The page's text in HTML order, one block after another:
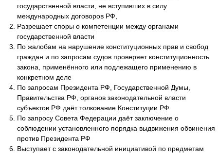
государственной власти, не вступивших в силу
международных договоров РФ,
Разрешает споры о компетенции между органами
государственной власти
По жалобам на нарушение конституционных прав и свобод
граждан и по запросам судов проверяет конституционность
закона, применённого или подлежащего применению в
конкретном деле
По запросам Президента РФ, Государственной Думы,
Правительства РФ, органов законодательной власти
субъектов РФ даёт толкование Конституции РФ
По запросу Совета Федерации даёт заключение о
соблюдении установленного порядка выдвижения обвинения
против Президента РФ
Выступает с законодательной инициативой по предметам